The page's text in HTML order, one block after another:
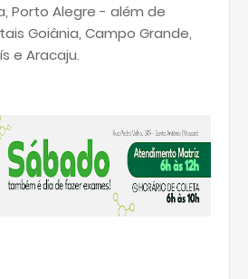
Porto Alegre - além de
Goiânia, Campo Grande,
e Aracaju.